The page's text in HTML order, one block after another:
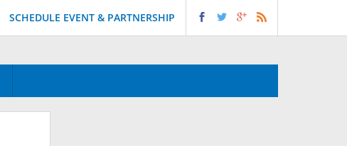
SCHEDULE EVENT & PARTNERSHIP